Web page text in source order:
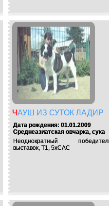
ЧАУШ ИЗ СУТОК ЛАДИР
Дата рождения: 01.01.2009
Среднеазиатская овчарка, сука
Неоднократный
выставок, Т1, 5хСАС